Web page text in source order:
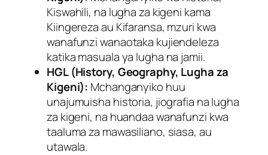
Kiswahili, na lugha za kigeni kama
Kiingereza au Kifaransa, mzuri kwa
wanafunzi wanaotaka kujiendeleza
katika masuala ya lugha na jamii.
HGL (History, Geography, Lugha za
Kigeni): Mchanganyiko huu
unajumuisha historia, jiografia na lugha
za kigeni, na huandaa wanafunzi kwa
taaluma za mawasiliano, siasa, au
utawala.